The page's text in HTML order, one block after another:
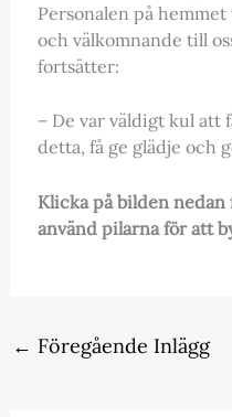
Personalen på hemmet
och välkomnande till
fortsätter:
– De var väldigt kul att
detta, få ge glädje och
Klicka på bilden
använd pilarna för att
← Föregående Inlägg